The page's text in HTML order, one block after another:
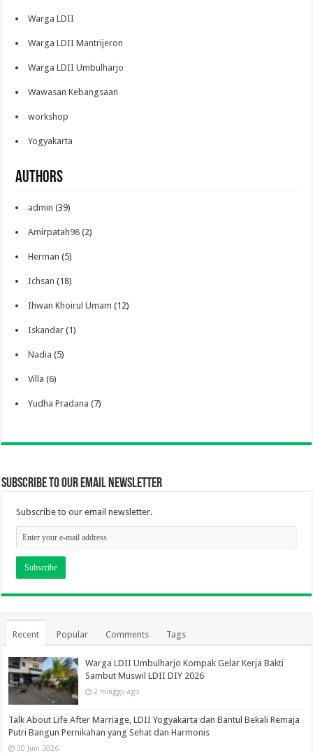
Warga LDII
Warga LDII Mantrijeron
Warga LDII Umbulharjo
Wawasan Kebangsaan
workshop
Yogyakarta
Authors
admin (39)
Amirpatah98 (2)
Herman (5)
Ichsan (18)
Ihwan Khoirul Umam (12)
Iskandar (1)
Nadia (5)
Villa (6)
Yudha Pradana (7)
Subscribe to our email newsletter
Subscribe to our email newsletter.
Recent Popular Comments Tags
Warga LDII Umbulharjo Kompak Gelar Kerja Bakti
Sambut Muswil LDII DIY 2026
2 minggu ago
Talk About Life After Marriage, LDII Yogyakarta dan Bantul Bekali Remaja
Putri Bangun Pernikahan yang Sehat dan Harmonis
30 Juni 2026